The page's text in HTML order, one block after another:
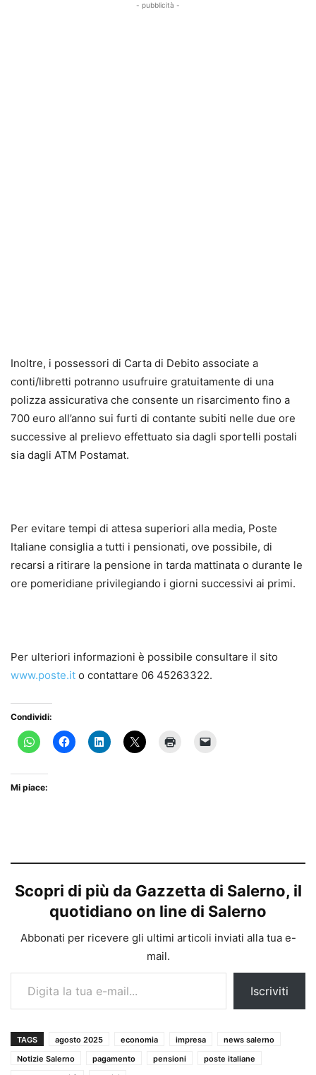
- pubblicità -
Inoltre, i possessori di Carta di Debito associate a
conti/libretti potranno usufruire gratuitamente di una
polizza assicurativa che consente un risarcimento fino a
700 euro all’anno sui furti di contante subiti nelle due ore
successive al prelievo effettuato sia dagli sportelli postali
sia dagli ATM Postamat.
Per evitare tempi di attesa superiori alla media, Poste
Italiane consiglia a tutti i pensionati, ove possibile, di
recarsi a ritirare la pensione in tarda mattinata o durante le
ore pomeridiane privilegiando i giorni successivi ai primi.
Per ulteriori informazioni è possibile consultare il sito
www.poste.it o contattare 06 45263322.
Condividi:
Mi piace:
Scopri di più da Gazzetta di Salerno, il
quotidiano on line di Salerno
Abbonati per ricevere gli ultimi articoli inviati alla tua e-
mail.
Digita la tua e-mail...
Iscriviti
TAGS agosto 2025 economia impresa
news salerno
Notizie Salerno
pagamento pensioni
poste italiane